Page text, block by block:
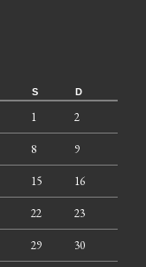
S D
1 2
8 9
15 16
22 23
29 30